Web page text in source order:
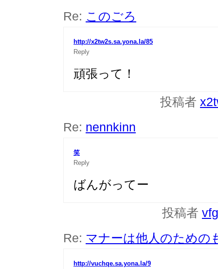
Re: このごろ
http://x2tw2s.sa.yona.la/85
Reply
頑張って！
投稿者
Re: nennkinn
笑
Reply
ばんがってー
投稿者
Re: マナーは他人のための
http://vuchqe.sa.yona.la/9